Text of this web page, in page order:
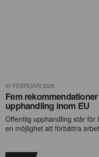
07 FEBRUARI 2025
Fem
upphandling inom EU
Offentlig upphandling står för
en möjlighet att förbättra